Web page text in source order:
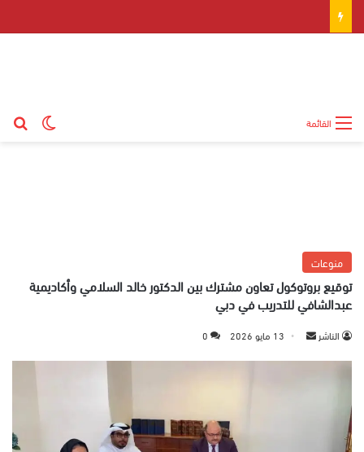
القائمة
منوعات
توقيع بروتوكول تعاون مشترك بين الدكتور خالد السلامي وأكاديمية
عبدالشافي للتدريب في دبي
الناشر 13 مايو 2026 0